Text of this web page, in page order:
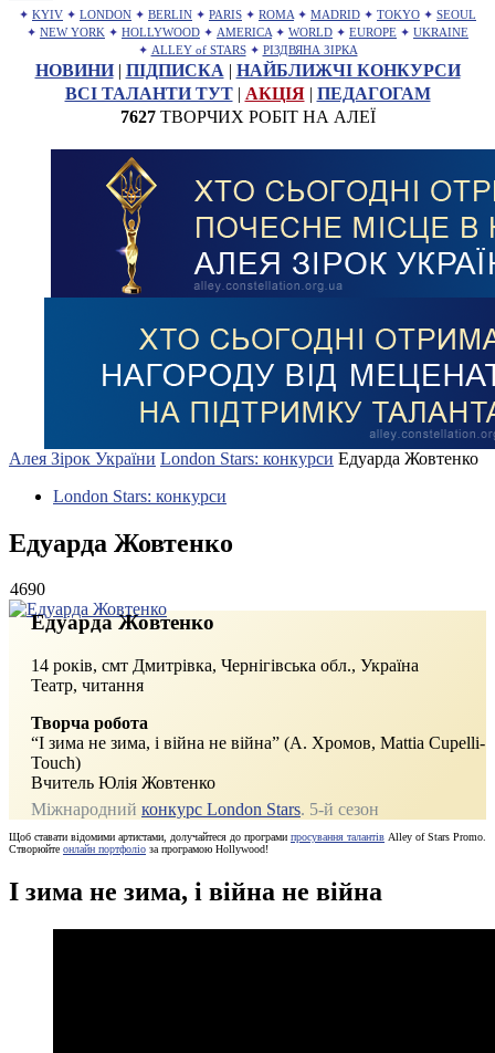
✦ KYIV ✦ LONDON ✦ BERLIN ✦ PARIS ✦ ROMA ✦ MADRID ✦ TOKYO ✦ SEOUL
✦ NEW YORK ✦ HOLLYWOOD ✦ AMERICA ✦ WORLD ✦ EUROPE ✦ UKRAINE
✦ ALLEY of STARS ✦ РІЗДВЯНА ЗІРКА
НОВИНИ| ПІДПИСКА | НАЙБЛИЖЧІ КОНКУРСИ
ВСІ ТАЛАНТИ ТУТ| АКЦІЯ| ПЕДАГОГАМ
7627ТВОРЧИХ РОБІТ НА АЛЕЇ
Алея Зірок України London Stars: конкурси Едуарда Жовтенко
London Stars: конкурси
Едуарда Жовтенко
4690
Едуарда Жовтенко
14 років, смт Дмитрівка, Чернігівська обл., Україна
Театр, читання
Творча робота
“І зима не зима, і війна не війна” (А. Хромов, Mattia Cupelli-
Touch)
Вчитель Юлія Жовтенко
Міжнародний конкурс London Stars. 5-й сезон
Щоб ставати відомими артистами, долучайтеся до програми просування талантів Alley of Stars Promo.
Створюйте онлайн портфоліо за програмою Hollywood!
І зима не зима, і війна не війна